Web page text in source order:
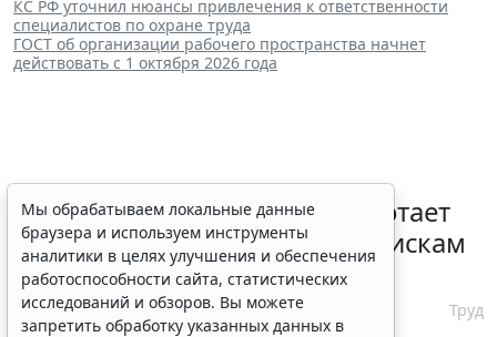
КС РФ уточнил нюансы привлечения к ответственности
специалистов по охране труда
ГОСТ об организации рабочего пространства начнет
действовать с 1 октября 2026 года
С 1 февраля 2027 года заработает
ГОСТ по психосоциальным рискам
на рабочем месте
7 августа 2026 17:11 Труд
Мы обрабатываем локальные данные
браузера и используем инструменты
аналитики в целях улучшения и обеспечения
работоспособности сайта, статистических
исследований и обзоров. Вы можете
запретить обработку указанных данных в